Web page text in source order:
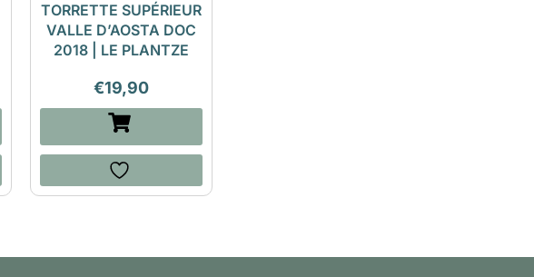
TORRETTE SUPÉRIEUR
VALLE D’AOSTA DOC
2018 | LE PLANTZE
€19,90